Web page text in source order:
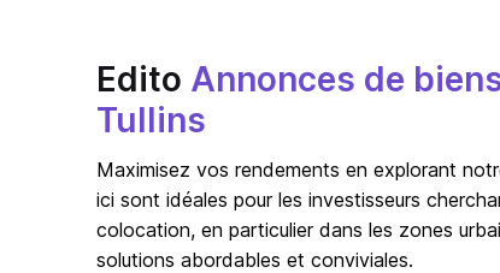
Edito Annonces de
Tullins
Maximisez vos rendements en explorant
ici sont idéales pour les investisseurs
colocation, en particulier dans les zones
solutions abordables et conviviales.